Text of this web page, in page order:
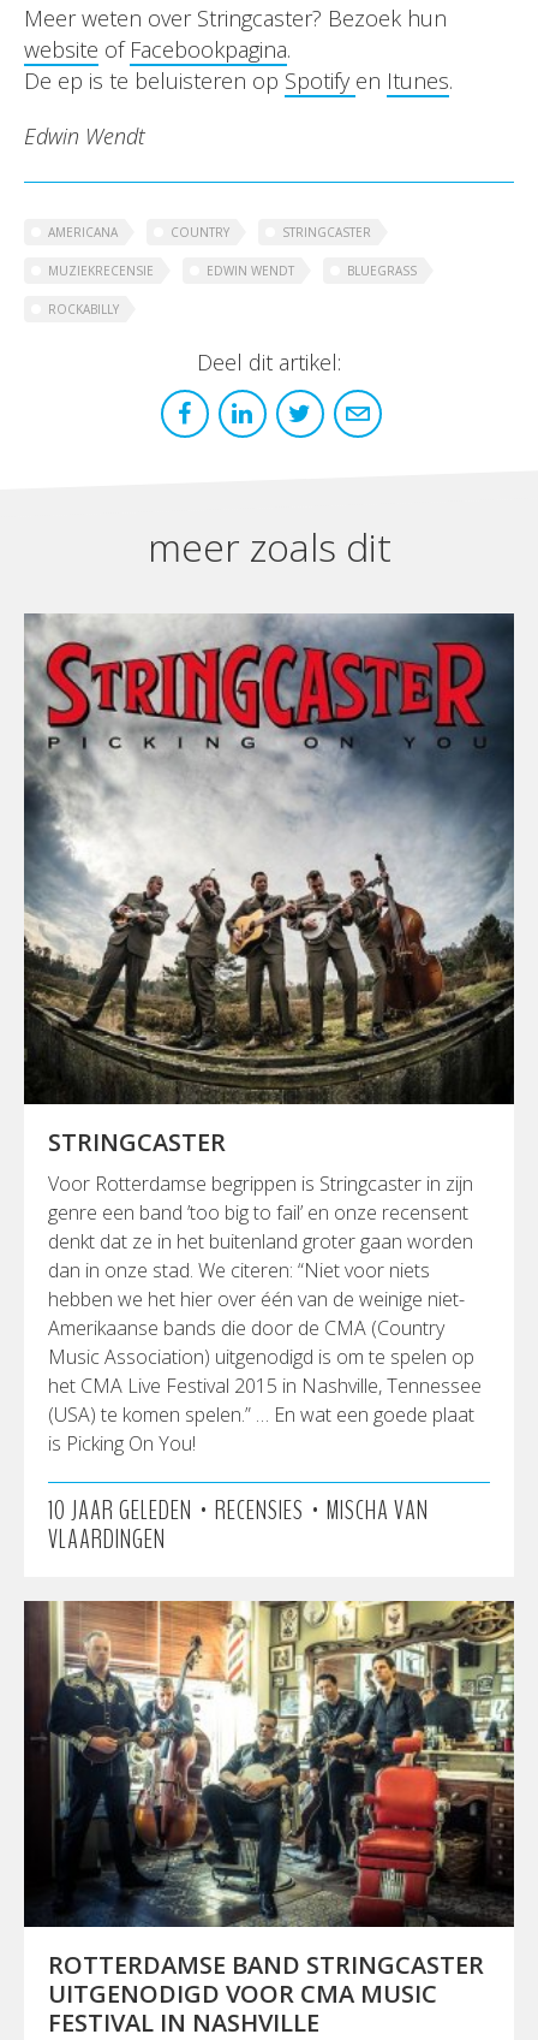
Meer weten over Stringcaster? Bezoek hun
website of Facebookpagina.
De ep is te beluisteren op Spotify en Itunes.
Edwin Wendt
AMERICANA COUNTRY STRINGCASTER
MUZIEKRECENSIE EDWIN WENDT BLUEGRASS
ROCKABILLY
Deel dit artikel:
meer zoals dit
STRINGCASTER
Voor Rotterdamse begrippen is Stringcaster in zijn
genre een band ’too big to fail’ en onze recensent
denkt dat ze in het buitenland groter gaan worden
dan in onze stad. We citeren: “Niet voor niets
hebben we het hier over één van de weinige niet-
Amerikaanse bands die door de CMA (Country
Music Association) uitgenodigd is om te spelen op
het CMA Live Festival 2015 in Nashville, Tennessee
(USA) te komen spelen.” … En wat een goede plaat
is Picking On You!
10 JAAR GELEDEN • RECENSIES • MISCHA VAN
VLAARDINGEN
ROTTERDAMSE BAND STRINGCASTER
UITGENODIGD VOOR CMA MUSIC
FESTIVAL IN NASHVILLE